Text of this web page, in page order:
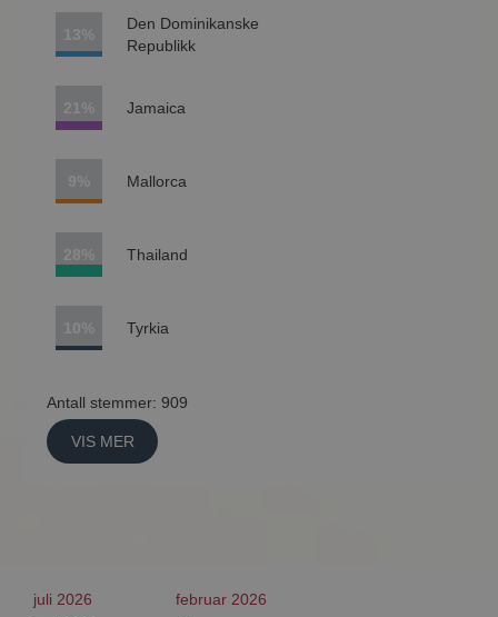
13%
Den Dominikanske
Republikk
21% Jamaica
9% Mallorca
28% Thailand
10% Tyrkia
Antall stemmer: 909
VIS MER
juli 2026
februar 2026